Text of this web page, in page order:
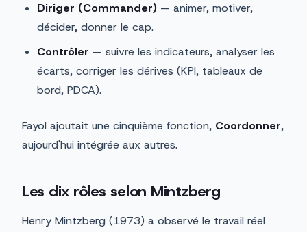
Diriger (Commander) — animer, motiver,
décider, donner le cap.
Contrôler — suivre les indicateurs, analyser les
écarts, corriger les dérives (KPI, tableaux de
bord, PDCA).
Fayol ajoutait une cinquième fonction, Coordonner,
aujourd'hui intégrée aux autres.
Les dix rôles selon Mintzberg
Henry Mintzberg (1973) a observé le travail réel